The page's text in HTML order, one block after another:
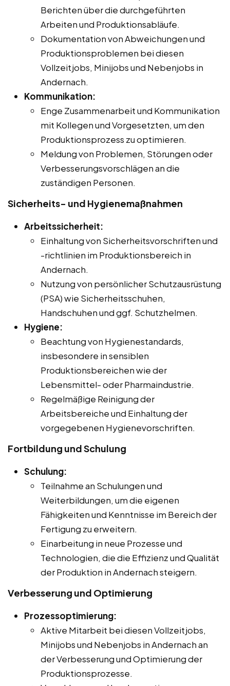
Berichten über die durchgeführten
Arbeiten und Produktionsabläufe.
Dokumentation von Abweichungen und
Produktionsproblemen bei diesen
Vollzeitjobs, Minijobs und Nebenjobs in
Andernach.
Kommunikation:
Enge Zusammenarbeit und Kommunikation
mit Kollegen und Vorgesetzten, um den
Produktionsprozess zu optimieren.
Meldung von Problemen, Störungen oder
Verbesserungsvorschlägen an die
zuständigen Personen.
Sicherheits- und Hygienemaßnahmen
Arbeitssicherheit:
Einhaltung von Sicherheitsvorschriften und
-richtlinien im Produktionsbereich in
Andernach.
Nutzung von persönlicher Schutzausrüstung
(PSA) wie Sicherheitsschuhen,
Handschuhen und ggf. Schutzhelmen.
Hygiene:
Beachtung von Hygienestandards,
insbesondere in sensiblen
Produktionsbereichen wie der
Lebensmittel- oder Pharmaindustrie.
Regelmäßige Reinigung der
Arbeitsbereiche und Einhaltung der
vorgegebenen Hygienevorschriften.
Fortbildung und Schulung
Schulung:
Teilnahme an Schulungen und
Weiterbildungen, um die eigenen
Fähigkeiten und Kenntnisse im Bereich der
Fertigung zu erweitern.
Einarbeitung in neue Prozesse und
Technologien, die die Effizienz und Qualität
der Produktion in Andernach steigern.
Verbesserung und Optimierung
Prozessoptimierung:
Aktive Mitarbeit bei diesen Vollzeitjobs,
Minijobs und Nebenjobs in Andernach an
der Verbesserung und Optimierung der
Produktionsprozesse.